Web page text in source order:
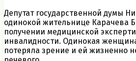
Депутат государственной думы
одинокой жительнице Карачева
получении медицинской
инвалидности. Одинокая
потеряла зрение и ей жизненно